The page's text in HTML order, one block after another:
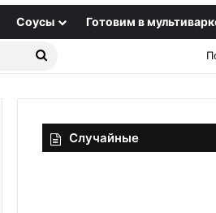
Соусы Готовим в
Найти
Случайные